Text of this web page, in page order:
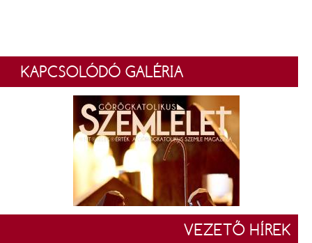
KAPCSOLÓDÓ GALÉRIA
VEZETŐ HÍREK